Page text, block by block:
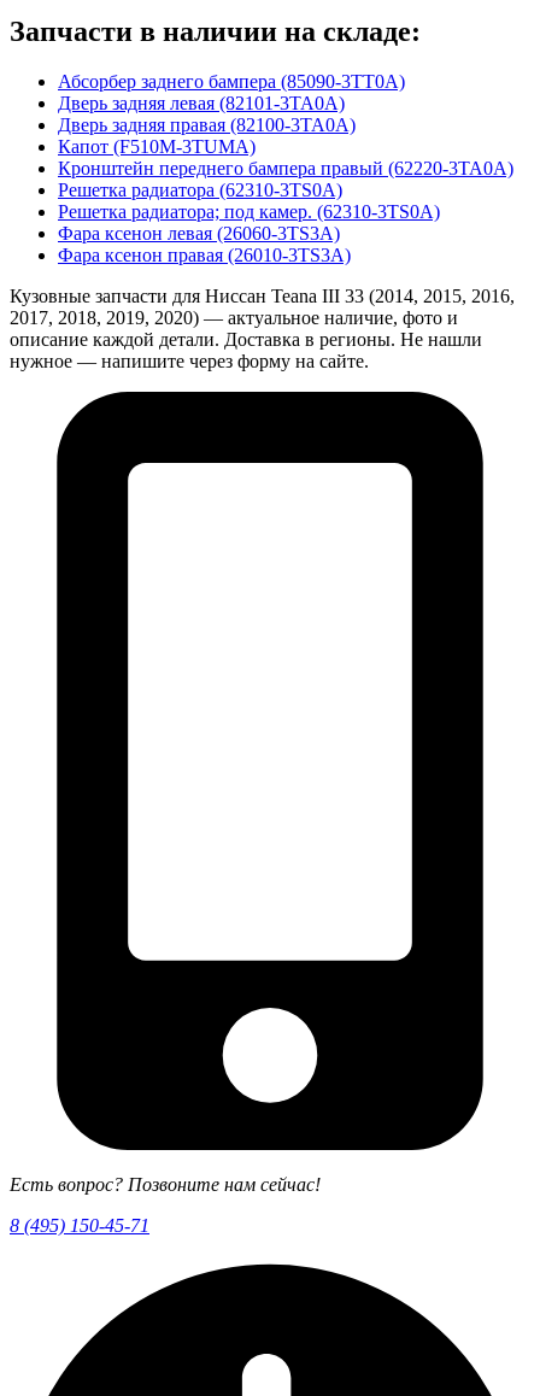
Запчасти в наличии на складе:
Абсорбер заднего бампера (85090-3TT0A)
Дверь задняя левая (82101-3TA0A)
Дверь задняя правая (82100-3TA0A)
Капот (F510M-3TUMA)
Кронштейн переднего бампера правый (62220-3TA0A)
Решетка радиатора (62310-3TS0A)
Решетка радиатора; под камер. (62310-3TS0A)
Фара ксенон левая (26060-3TS3A)
Фара ксенон правая (26010-3TS3A)
Кузовные запчасти для Ниссан Teana III 33 (2014, 2015, 2016,
2017, 2018, 2019, 2020) — актуальное наличие, фото и
описание каждой детали. Доставка в регионы. Не нашли
нужное — напишите через форму на сайте.
Есть вопрос? Позвоните нам сейчас!
8 (495) 150-45-71